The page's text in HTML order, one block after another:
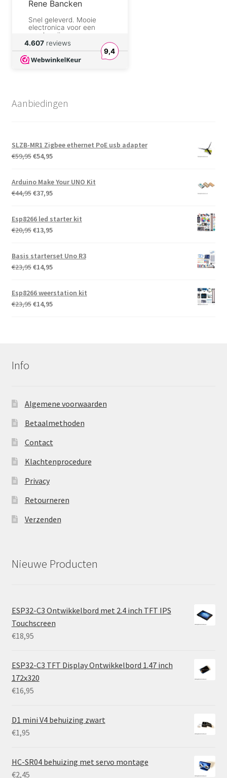
Rene Bancken
Snel geleverd. Mooie
electronica voor een
goede prijs.
Walter Oraki
geweldig geholpen
zonder extra poes pas.
Goed product en zeer
snelle levering
Goede prijs. Netjes en
snel verzonden. Gewoon
Mario
meer gebruik van maken!
4.607 reviews
9,4
Aanbiedingen
SLZB-MR1 Zigbee ethernet PoE usb adapter
€59,95Oorspronkelijke
was:
€59,95.
€54,95Huidige
is:
€54,95.
Arduino Make Your UNO Kit
€44,95Oorspronkelijke
was:
€44,95.
€37,95Huidige
is:
€37,95.
Esp8266 led starter kit
€20,95Oorspronkelijke
was:
€20,95.
€13,95Huidige
€13,95.
Basis starterset Uno R3
€23,95Oorspronkelijke
was:
€23,95.
€14,95Huidige
is:
€14,95.
Esp8266 weerstation kit
€23,95Oorspronkelijke
€14,95Huidige
Info
Algemene voorwaarden
Betaalmethoden
Contact
Klachtenprocedure
Privacy
Retourneren
Verzenden
Nieuwe Producten
ESP32-C3 Ontwikkelbord met 2.4 inch TFT IPS
Touchscreen
€18,95
ESP32-C3 TFT Display Ontwikkelbord 1.47 inch
172x320
€16,95
D1 mini V4 behuizing zwart
€1,95
HC-SR04 behuizing met servo montage
€2,45